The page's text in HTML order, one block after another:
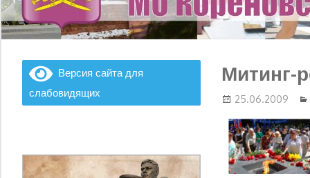
Митинг-
25.06.2009
Версия сайта для
слабовидящих